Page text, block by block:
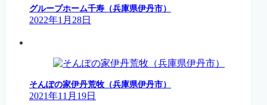
グループホーム千寿（兵庫県伊丹市）
2022年1月28日
そんぽの家伊丹荒牧（兵庫県伊丹市）
2021年11月19日